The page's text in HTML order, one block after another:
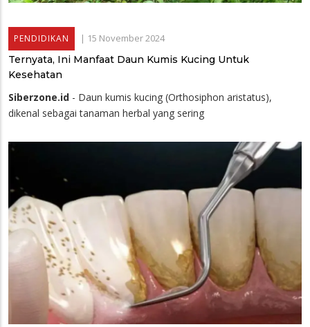
PENDIDIKAN | 15 November 2024
Ternyata, Ini Manfaat Daun Kumis Kucing Untuk
Kesehatan
Siberzone.id - Daun kumis kucing (Orthosiphon aristatus),
dikenal sebagai tanaman herbal yang sering